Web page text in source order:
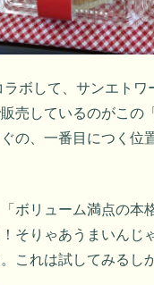
ラボして、サンエトワ
売しているのがこの
の、一番目につく位
ボリューム満点の本
そりゃあうまいんじ
これは試してみるし